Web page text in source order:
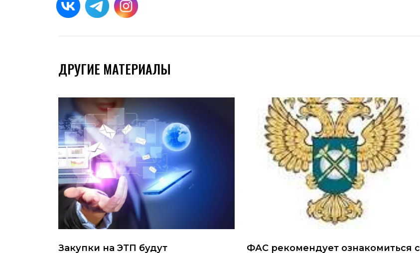
ДРУГИЕ МАТЕРИАЛЫ
Закупки на ЭТП будут ФАС рекомендует ознакомиться с